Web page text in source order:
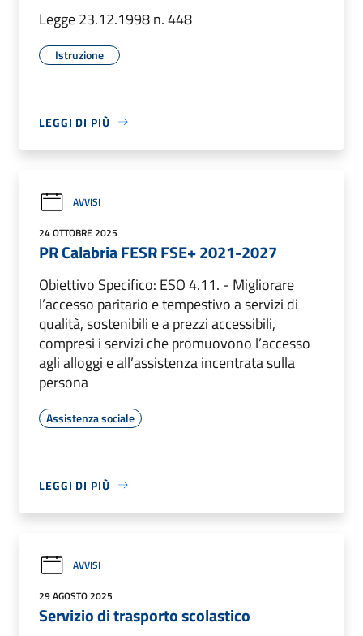
Legge 23.12.1998 n. 448
Istruzione
LEGGI DI PIÙ
AVVISI
24 OTTOBRE 2025
PR Calabria FESR FSE+ 2021-2027
Obiettivo Specifico: ESO 4.11. - Migliorare
l’accesso paritario e tempestivo a servizi di
qualità, sostenibili e a prezzi accessibili,
compresi i servizi che promuovono l’accesso
agli alloggi e all’assistenza incentrata sulla
persona
Assistenza sociale
LEGGI DI PIÙ
AVVISI
29 AGOSTO 2025
Servizio di trasporto scolastico